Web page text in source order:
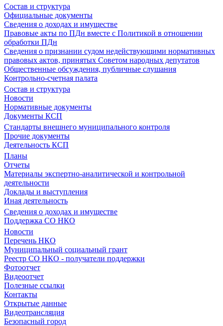
Состав и структура
Официальные документы
Сведения о доходах и имуществе
Правовые акты по ПДн вместе с Политикой в отношении
обработки ПДн
Сведения о признании судом недействующими нормативных
правовых актов, принятых Советом народных депутатов
Общественные обсуждения, публичные слушания
Контрольно-счетная палата
Состав и структура
Новости
Нормативные документы
Документы КСП
Стандарты внешнего муниципального контроля
Прочие документы
Деятельность КСП
Планы
Отчеты
Материалы экспертно-аналитической и контрольной
деятельности
Доклады и выступления
Иная деятельность
Сведения о доходах и имуществе
Поддержка СО НКО
Новости
Перечень НКО
Муниципальный социальный грант
Реестр СО НКО - получатели поддержки
Фотоотчет
Видеоотчет
Полезные ссылки
Контакты
Открытые данные
Видеотрансляция
Безопасный город